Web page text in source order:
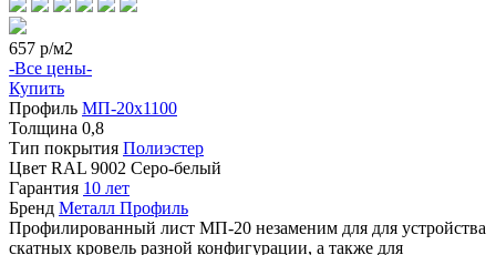
657 р/м2
-Все цены-
Купить
Профиль МП-20х1100
Толщина 0,8
Тип покрытия Полиэстер
Цвет RAL 9002 Серо-белый
Гарантия 10 лет
Бренд Металл Профиль
Профилированный лист МП-20 незаменим для для устройства
скатных кровель разной конфигурации, а также для